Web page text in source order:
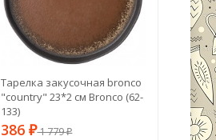
Тарелка закусочная bronco
"country" 23*2 см Bronco (62-
133)
386₽1 779₽